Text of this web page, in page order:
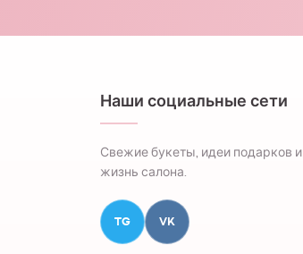
Наши социальные сети
Свежие букеты, идеи подарков и
жизнь салона.
TG VK